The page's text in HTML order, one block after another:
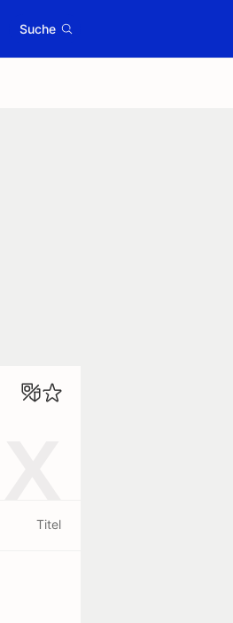
Suche
Titel